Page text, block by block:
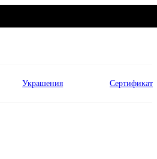
Украшения Сертификат